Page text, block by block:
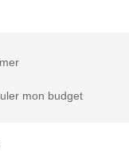
mon budget